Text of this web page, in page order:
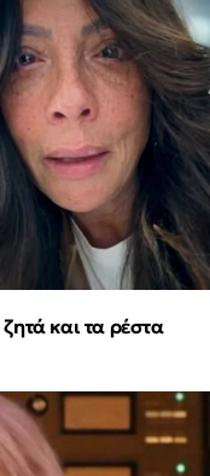
και τα ρέστα